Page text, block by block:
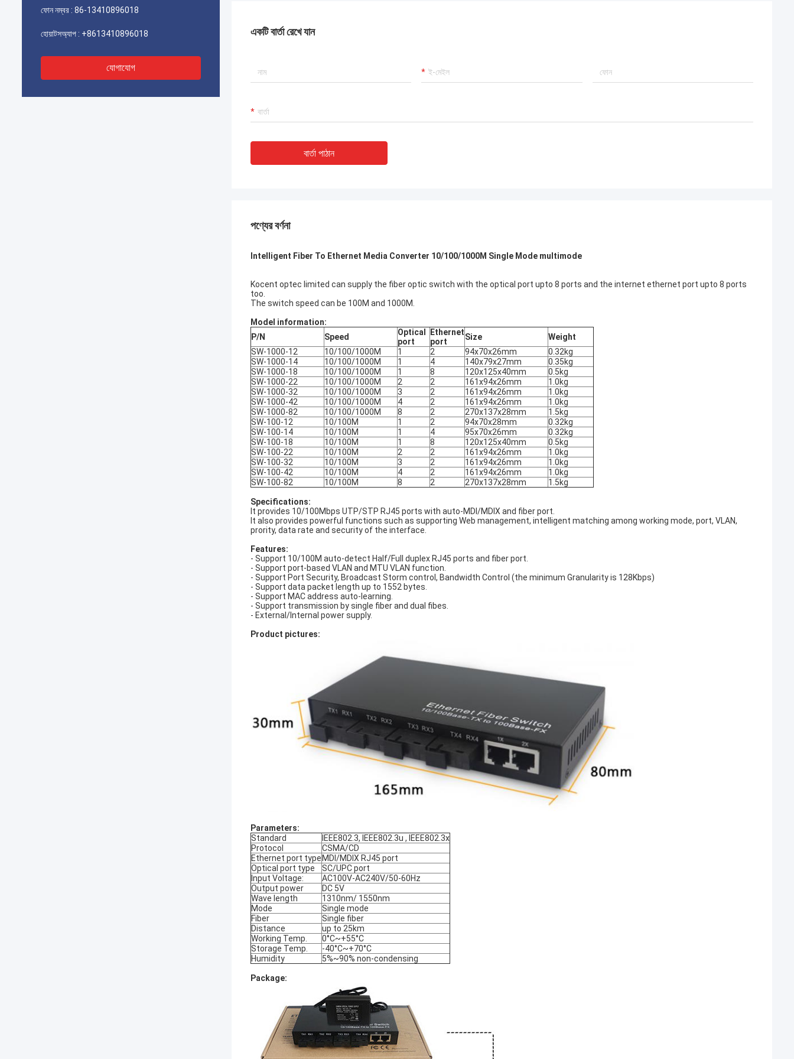
ফোন নম্বর : 86-13410896018
হোয়াটসঅ্যাপ : +8613410896018
যোগাযোগ
একটি বার্তা রেখে যান
বার্তা পাঠান
পণ্যের বর্ণনা
Intelligent Fiber To Ethernet Media Converter 10/100/1000M Single Mode multimode
Kocent optec limited can supply the fiber optic switch with the optical port upto 8 ports and the internet ethernet port upto 8 ports
too.
The switch speed can be 100M and 1000M.
Model information:
P/N
Speed
Optical
port
Ethernet
port
Size
Weight
SW-1000-12
10/100/1000M 1 2 94x70x26mm
0.32kg
SW-1000-14
10/100/1000M 1 4 140x79x27mm
0.35kg
SW-1000-18
10/100/1000M 1 8 120x125x40mm
0.5kg
SW-1000-22
10/100/1000M 2 2 161x94x26mm
1.0kg
SW-1000-32
10/100/1000M 3 2 161x94x26mm
1.0kg
SW-1000-42
10/100/1000M 4 2 161x94x26mm
1.0kg
SW-1000-82
10/100/1000M 8 2 270x137x28mm
1.5kg
SW-100-12
10/100M 1 2 94x70x28mm
0.32kg
SW-100-14
10/100M 1 4 95x70x26mm
0.32kg
SW-100-18
10/100M 1 8 120x125x40mm
0.5kg
SW-100-22
10/100M 2 2 161x94x26mm
1.0kg
SW-100-32
10/100M 3 2 161x94x26mm
1.0kg
SW-100-42
10/100M 4 2 161x94x26mm
1.0kg
SW-100-82
10/100M 8 2 270x137x28mm 1.5kg
Specifications:
It provides 10/100Mbps UTP/STP RJ45 ports with auto-MDI/MDIX and fiber port.
It also provides powerful functions such as supporting Web management, intelligent matching among working mode, port, VLAN,
prority, data rate and security of the interface.
Features:
- Support 10/100M auto-detect Half/Full duplex RJ45 ports and fiber port.
- Support port-based VLAN and MTU VLAN function.
- Support Port Security, Broadcast Storm control, Bandwidth Control (the minimum Granularity is 128Kbps)
- Support data packet length up to 1552 bytes.
- Support MAC address auto-learning.
- Support transmission by single fiber and dual fibes.
- External/Internal power supply.
Product pictures:
Parameters:
Standard
IEEE802.3, IEEE802.3u , IEEE802.3x
Protocol
CSMA/CD
Ethernet port typeMDI/MDIX RJ45 port
Optical port type
SC/UPC port
Input Voltage:
AC100V-AC240V/50-60Hz
Output power
DC 5V
Wave length
1310nm/ 1550nm
Mode
Single mode
Fiber
Single fiber
Distance
up to 25km
Working Temp.
0°C~+55°C
Storage Temp.
-40°C~+70°C
Humidity
5%~90% non-condensing
Package: